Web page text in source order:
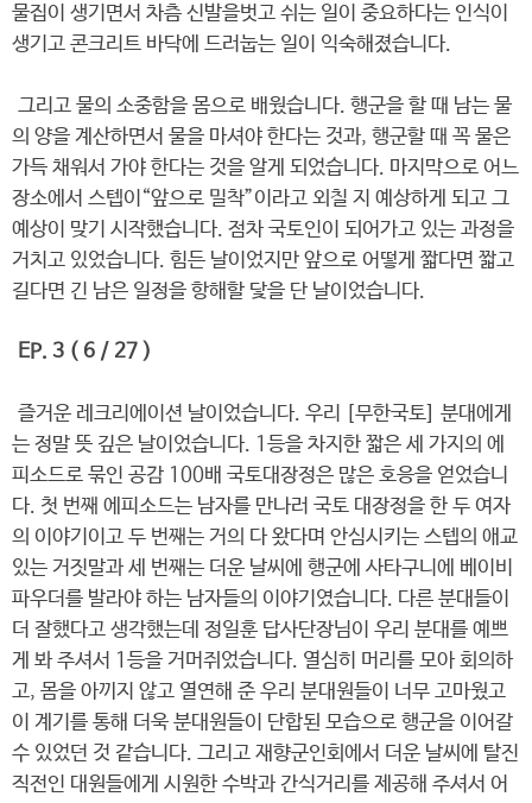
물집이 생기면서 차츰 신발을벗고 쉬는 일이 중요하다는 인식이
생기고 콘크리트 바닥에 드러눕는 일이 익숙해졌습니다.
그리고 물의 소중함을 몸으로 배웠습니다. 행군을 할 때 남는 물
의 양을 계산하면서 물을 마셔야 한다는 것과, 행군할 때 꼭 물은
가득 채워서 가야 한다는 것을 알게 되었습니다. 마지막으로 어느
장소에서 스텝이“앞으로 밀착”이라고 외칠 지 예상하게 되고 그
예상이 맞기 시작했습니다. 점차 국토인이 되어가고 있는 과정을
거치고 있었습니다. 힘든 날이었지만 앞으로 어떻게 짧다면 짧고
길다면 긴 남은 일정을 항해할 닻을 단 날이었습니다.
EP. 3 ( 6 / 27 )
즐거운 레크리에이션 날이었습니다. 우리 [무한국토] 분대에게
는 정말 뜻 깊은 날이었습니다. 1등을 차지한 짧은 세 가지의 에
피소드로 묶인 공감 100배 국토대장정은 많은 호응을 얻었습니
다. 첫 번째 에피소드는 남자를 만나러 국토 대장정을 한 두 여자
의 이야기이고 두 번째는 거의 다 왔다며 안심시키는 스텝의 애교
있는 거짓말과 세 번째는 더운 날씨에 행군에 사타구니에 베이비
파우더를 발라야 하는 남자들의 이야기였습니다. 다른 분대들이
더 잘했다고 생각했는데 정일훈 답사단장님이 우리 분대를 예쁘
게 봐 주셔서 1등을 거머쥐었습니다. 열심히 머리를 모아 회의하
고, 몸을 아끼지 않고 열연해 준 우리 분대원들이 너무 고마웠고
이 계기를 통해 더욱 분대원들이 단합된 모습으로 행군을 이어갈
수 있었던 것 같습니다. 그리고 재향군인회에서 더운 날씨에 탈진
직전인 대원들에게 시원한 수박과 간식거리를 제공해 주셔서 어